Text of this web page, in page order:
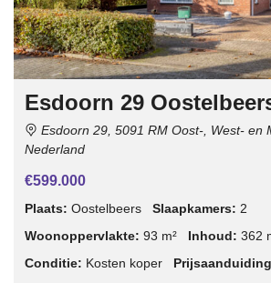
Esdoorn 29
Esdoorn 29, 5091 RM Oost-, West- en
Nederland
€599.000
Plaats: Oostelbeers Slaapkamers: 2
Woonoppervlakte: 93 m² Inhoud: 362
Conditie: Kosten koper